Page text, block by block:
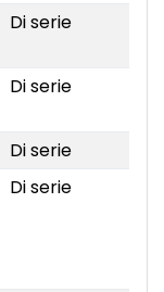
Di serie
Di serie
Di serie
Di serie